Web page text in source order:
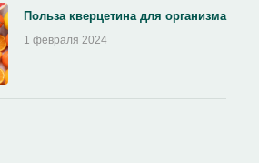
Польза кверцетина для организма
1 февраля 2024